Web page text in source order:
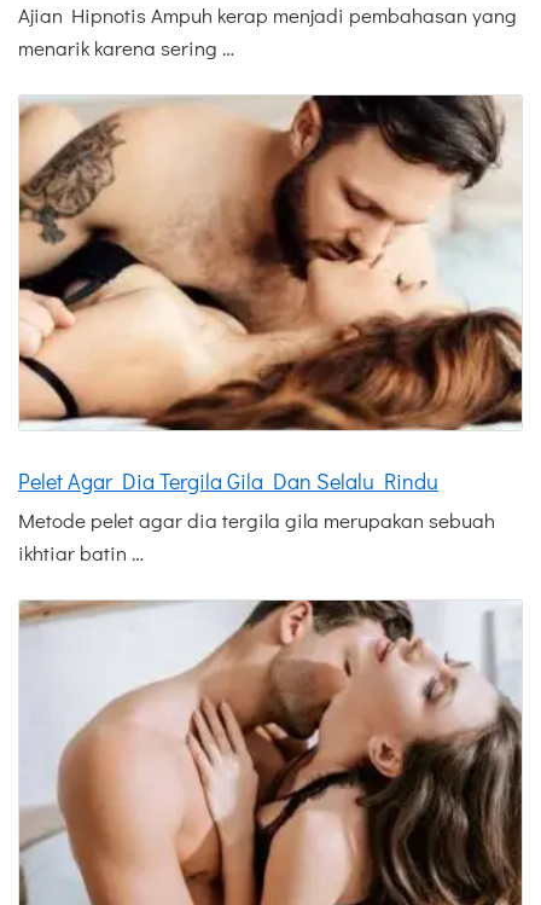
Ajian Hipnotis Ampuh kerap menjadi pembahasan yang
menarik karena sering …
Pelet Agar Dia Tergila Gila Dan Selalu Rindu
Metode pelet agar dia tergila gila merupakan sebuah
ikhtiar batin …